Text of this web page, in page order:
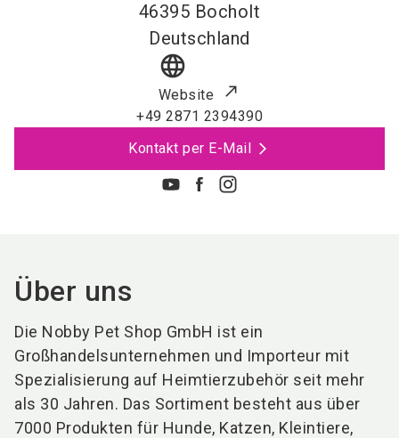
46395 Bocholt
Deutschland
language
Website
+49 2871 2394390
Kontakt per E-Mail
Über uns
Die Nobby Pet Shop GmbH ist ein
Großhandelsunternehmen und Importeur mit
Spezialisierung auf Heimtierzubehör seit mehr
als 30 Jahren. Das Sortiment besteht aus über
7000 Produkten für Hunde, Katzen, Kleintiere,